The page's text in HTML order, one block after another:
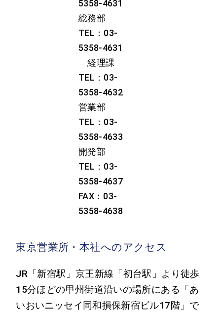
5358-4631
総務部
TEL：03-
5358-4631
経理課
TEL：03-
5358-4632
営業部
TEL：03-
5358-4633
開発部
TEL：03-
5358-4637
FAX：03-
5358-4638
東京営業所・本社へのアクセス
JR「新宿駅」京王新線「初台駅」より徒歩
15分ほどの甲州街道沿いの場所にある「あ
いおいニッセイ同和損保新宿ビル17階」で